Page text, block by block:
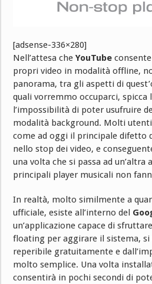
[adsense-336×280]
Nell’attesa cheYouTube
propri video in modalità offline,
panorama, tra gli aspetti di
quali vorremmo occuparci, spicca
l’impossibilità di poter usufruire
modalità background. Molti
come ad oggi il principale difetto
nello stop dei video, e
una volta che si passa ad un’altra
principali player musicali non
In realtà, molto similmente a
ufficiale, esiste all’interno del
un’applicazione capace di
floating per aggirare il sistema,
reperibile gratuitamente e
molto semplice. Una volta
consentirà in pochi secondi di